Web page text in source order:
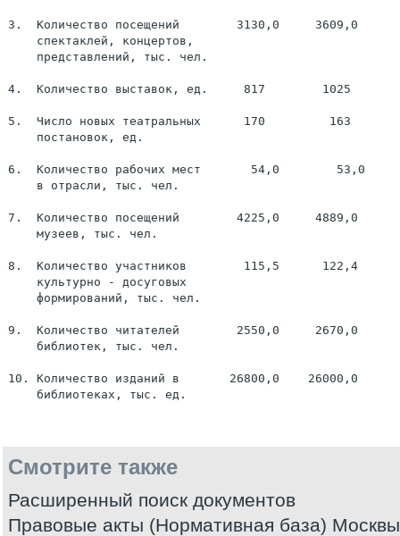
3.  Количество посещений        3130,0     3609,0
    спектаклей, концертов,
    представлений, тыс. чел.
4.  Количество выставок, ед.     817        1025
5.  Число новых театральных      170         163
    постановок, ед.
6.  Количество рабочих мест       54,0        53,0
    в отрасли, тыс. чел.
7.  Количество посещений        4225,0     4889,0
    музеев, тыс. чел.
8.  Количество участников        115,5      122,4
    культурно - досуговых
    формирований, тыс. чел.
9.  Количество читателей        2550,0     2670,0
    библиотек, тыс. чел.
10. Количество изданий в       26800,0    26000,0
Смотрите также
Расширенный поиск документов
Правовые акты (Нормативная база) Москвы